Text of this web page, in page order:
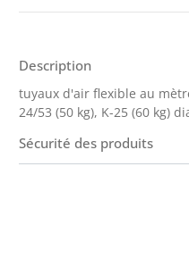
Description
tuyaux d'air flexible au
24/53 (50 kg), K-25 (60 kg)
Sécurité des produits